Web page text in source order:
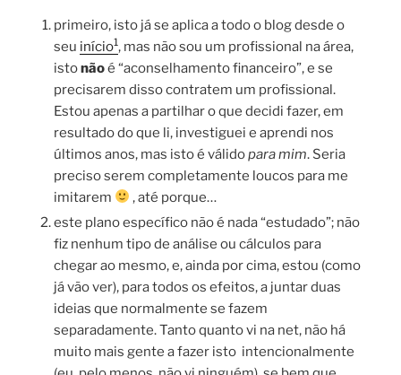
primeiro, isto já se aplica a todo o blog desde o
seu início1, mas não sou um profissional na área,
istonãoé “aconselhamento financeiro”, e se
precisarem disso contratem um profissional.
Estou apenas a partilhar o que decidi fazer, em
resultado do que li, investiguei e aprendi nos
últimos anos, mas isto é válidopara mim. Seria
preciso serem completamente loucos para me
imitarem
, até porque…
este plano específico não é nada “estudado”; não
fiz nenhum tipo de análise ou cálculos para
chegar ao mesmo, e, ainda por cima, estou (como
já vão ver), para todos os efeitos, a juntar duas
ideias que normalmente se fazem
separadamente. Tanto quanto vi na net, não há
muito mais gente a fazer isto intencionalmente